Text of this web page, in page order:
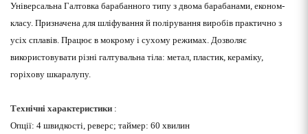
Універсальна Галтовка барабанного типу з двома барабанами, економ-
класу. Призначена для шліфування й полірування виробів практично з
усіх сплавів. Працює в мокрому і сухому режимах. Дозволяє
використовувати різні галтувальна тіла: метал, пластик, кераміку,
горіхову шкаралупу.
Технічні характеристики :
Опції: 4 швидкості, реверс; таймер: 60 хвилин